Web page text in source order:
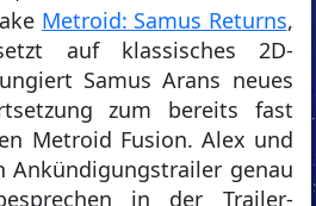
Metroid: Samus Returns,
auf klassisches 2D-
Samus Arans neues
zum bereits fast
Metroid Fusion. Alex und
Ankündigungstrailer genau
in der Trailer-